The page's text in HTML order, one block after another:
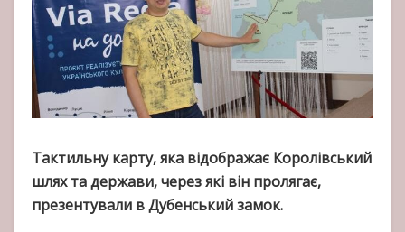
Тактильну карту, яка відображає Королівський
шлях та держави, через які він пролягає,
презентували в Дубенський замок.